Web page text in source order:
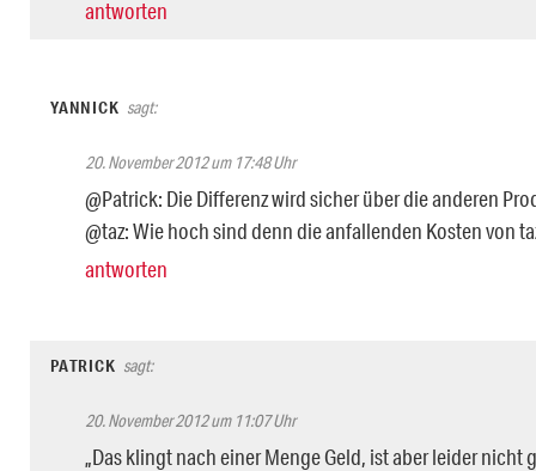
antworten
YANNICK sagt:
20. November 2012 um 17:48 Uhr
@Patrick: Die Differenz wird sicher über die anderen
@taz: Wie hoch sind denn die anfallenden Kosten von
antworten
PATRICK sagt:
20. November 2012 um 11:07 Uhr
„Das klingt nach einer Menge Geld, ist aber leider